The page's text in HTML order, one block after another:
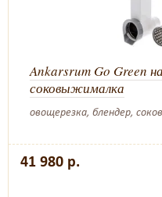
Ankarsrum Go Green
соковыжималка
овощерезка, блендер,
41 980 р.